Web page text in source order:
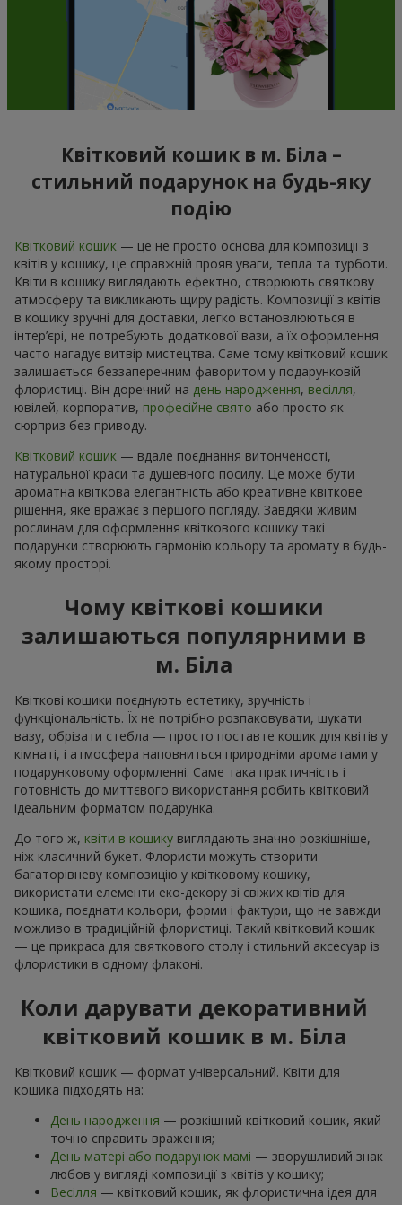
Квітковий кошик в м. Біла –
стильний подарунок на будь-яку
подію
Квітковий кошик — це не просто основа для композиції з
квітів у кошику, це справжній прояв уваги, тепла та турботи.
Квіти в кошику виглядають ефектно, створюють святкову
атмосферу та викликають щиру радість. Композиції з квітів
в кошику зручні для доставки, легко встановлюються в
інтер’єрі, не потребують додаткової вази, а їх оформлення
часто нагадує витвір мистецтва. Саме тому квітковий кошик
залишається беззаперечним фаворитом у подарунковій
флористиці. Він доречний на день народження, весілля,
ювілей, корпоратив, професійне свято або просто як
сюрприз без приводу.
Квітковий кошик — вдале поєднання витонченості,
натуральної краси та душевного посилу. Це може бути
ароматна квіткова елегантність або креативне квіткове
рішення, яке вражає з першого погляду. Завдяки живим
рослинам для оформлення квіткового кошику такі
подарунки створюють гармонію кольору та аромату в будь-
якому просторі.
Чому квіткові кошики
залишаються популярними в
м. Біла
Квіткові кошики поєднують естетику, зручність і
функціональність. Їх не потрібно розпаковувати, шукати
вазу, обрізати стебла — просто поставте кошик для квітів у
кімнаті, і атмосфера наповниться природніми ароматами у
подарунковому оформленні. Саме така практичність і
готовність до миттєвого використання робить квітковий
ідеальним форматом подарунка.
До того ж, квіти в кошику виглядають значно розкішніше,
ніж класичний букет. Флористи можуть створити
багаторівневу композицію у квітковому кошику,
використати елементи еко-декору зі свіжих квітів для
кошика, поєднати кольори, форми і фактури, що не завжди
можливо в традиційній флористиці. Такий квітковий кошик
— це прикраса для святкового столу і стильний аксесуар із
флористики в одному флаконі.
Коли дарувати декоративний
квітковий кошик в м. Біла
Квітковий кошик — формат універсальний. Квіти для
кошика підходять на:
День народження — розкішний квітковий кошик, який
точно справить враження;
День матері або подарунок мамі — зворушливий знак
любов у вигляді композиції з квітів у кошику;
Весілля — квітковий кошик, як флористична ідея для